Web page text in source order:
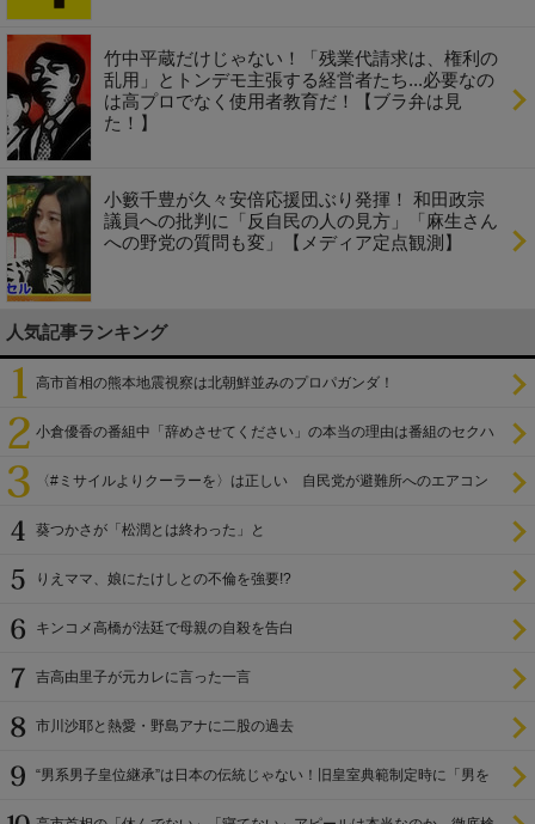
竹中平蔵だけじゃない！「残業代請求は、権利の
乱用」とトンデモ主張する経営者たち...必要なの
は高プロでなく使用者教育だ！【ブラ弁は見
た！】
小籔千豊が久々安倍応援団ぶり発揮！ 和田政宗
議員への批判に「反自民の人の見方」「麻生さん
への野党の質問も変」【メディア定点観測】
人気記事ランキング
高市首相の熊本地震視察は北朝鮮並みのプロパガンダ！
小倉優香の番組中「辞めさせてください」の本当の理由は番組のセクハ
〈#ミサイルよりクーラーを〉は正しい 自民党が避難所へのエアコン
葵つかさが「松潤とは終わった」と
りえママ、娘にたけしとの不倫を強要!?
キンコメ高橋が法廷で母親の自殺を告白
吉高由里子が元カレに言った一言
市川沙耶と熱愛・野島アナに二股の過去
“男系男子皇位継承”は日本の伝統じゃない！旧皇室典範制定時に「男を